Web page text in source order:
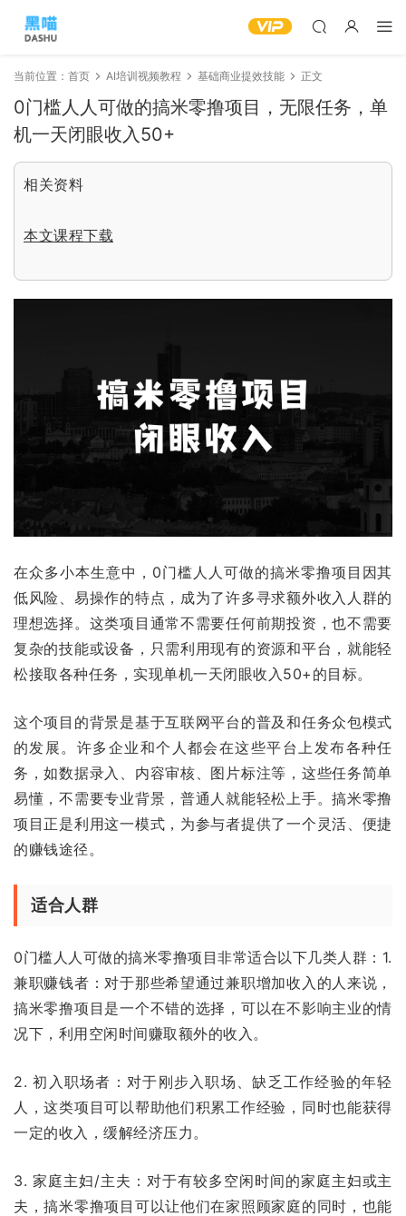
当前位置： 首页 AI培训视频教程 基础商业提效技能 正文
0门槛人人可做的搞米零撸项目，无限任务，单
机一天闭眼收入50+
相关资料
本文课程下载
在众多小本生意中，0门槛人人可做的搞米零撸项目因其
低风险、易操作的特点，成为了许多寻求额外收入人群的
理想选择。这类项目通常不需要任何前期投资，也不需要
复杂的技能或设备，只需利用现有的资源和平台，就能轻
松接取各种任务，实现单机一天闭眼收入50+的目标。
这个项目的背景是基于互联网平台的普及和任务众包模式
的发展。许多企业和个人都会在这些平台上发布各种任
务，如数据录入、内容审核、图片标注等，这些任务简单
易懂，不需要专业背景，普通人就能轻松上手。搞米零撸
项目正是利用这一模式，为参与者提供了一个灵活、便捷
的赚钱途径。
适合人群
0门槛人人可做的搞米零撸项目非常适合以下几类人群：1.
兼职赚钱者：对于那些希望通过兼职增加收入的人来说，
搞米零撸项目是一个不错的选择，可以在不影响主业的情
况下，利用空闲时间赚取额外的收入。
2. 初入职场者：对于刚步入职场、缺乏工作经验的年轻
人，这类项目可以帮助他们积累工作经验，同时也能获得
一定的收入，缓解经济压力。
3. 家庭主妇/主夫：对于有较多空闲时间的家庭主妇或主
夫，搞米零撸项目可以让他们在家照顾家庭的同时，也能